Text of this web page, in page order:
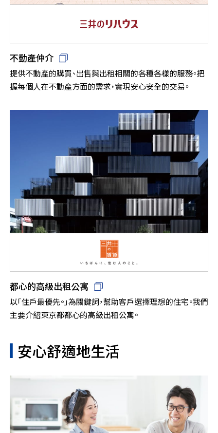
不動產仲介
提供不動產的購買、出售與出租相關的各種各樣的服務。把
握每個人在不動產方面的需求，實現安心安全的交易。
都心的高級出租公寓
以「住戶最優先。」為關鍵詞，幫助客戶選擇理想的住宅。我們
主要介紹東京都都心的高級出租公寓。
安心舒適地生活